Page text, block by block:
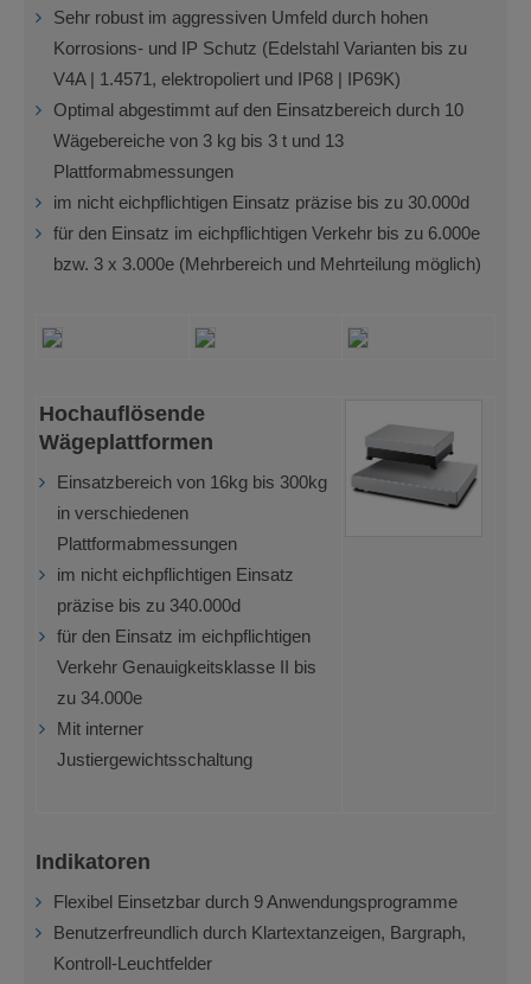
Sehr robust im aggressiven Umfeld durch hohen
Korrosions- und IP Schutz (Edelstahl Varianten bis zu
V4A | 1.4571, elektropoliert und IP68 | IP69K)
Optimal abgestimmt auf den Einsatzbereich durch 10
Wägebereiche von 3 kg bis 3 t und 13
Plattformabmessungen
im nicht eichpflichtigen Einsatz präzise bis zu 30.000d
für den Einsatz im eichpflichtigen Verkehr bis zu 6.000e
bzw. 3 x 3.000e (Mehrbereich und Mehrteilung möglich)
Hochauflösende
Wägeplattformen
Einsatzbereich von 16kg bis 300kg
in verschiedenen
Plattformabmessungen
im nicht eichpflichtigen Einsatz
präzise bis zu 340.000d
für den Einsatz im eichpflichtigen
Verkehr Genauigkeitsklasse II bis
zu 34.000e
Mit interner
Justiergewichtsschaltung
Indikatoren
Flexibel Einsetzbar durch 9 Anwendungsprogramme
Benutzerfreundlich durch Klartextanzeigen, Bargraph,
Kontroll-Leuchtfelder